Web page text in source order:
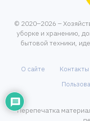
© 2020–2026 –
уборке и хранению,
бытовой техники,
О сайте Контакты
Перепечатка